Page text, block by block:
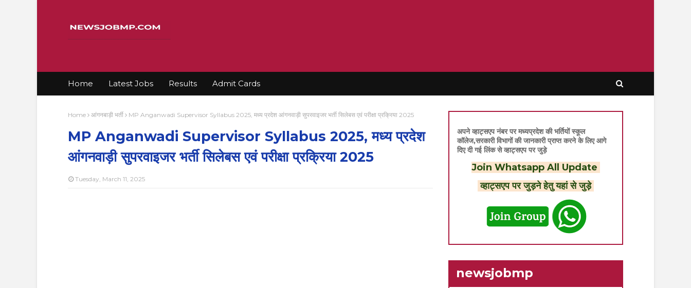
Home Latest Jobs Results Admit Cards
Home आंगनबाड़ी भर्ती MP Anganwadi Supervisor Syllabus 2025, मध्य प्रदेश आंगनवाड़ी सुपरवाइजर भर्ती सिलेबस एवं परीक्षा प्रक्रिया 2025
MP Anganwadi Supervisor Syllabus 2025, मध्य प्रदेश
आंगनवाड़ी सुपरवाइजर भर्ती सिलेबस एवं परीक्षा प्रक्रिया 2025
Tuesday, March 11, 2025
अपने व्हाट्सएप नंबर पर मध्यप्रदेश की भर्तियों स्कूल
कॉलेज,सरकारी विभागों की जानकारी प्राप्त करने के लिए आगे
दिए दी गई लिंक से व्हाट्सएप पर जुड़े
Join Whatsapp All Update
व्हाट्सएप पर जुड़ने हेतु यहां से जुड़े
newsjobmp